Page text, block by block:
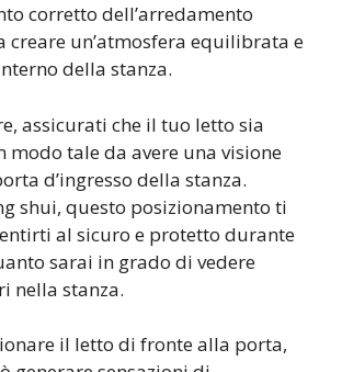
corretto dell’arredamento
creare un’atmosfera equilibrata e
della stanza.
assicurati che il tuo letto sia
modo tale da avere una visione
d’ingresso della stanza.
shui, questo posizionamento ti
al sicuro e protetto durante
sarai in grado di vedere
nella stanza.
il letto di fronte alla porta,